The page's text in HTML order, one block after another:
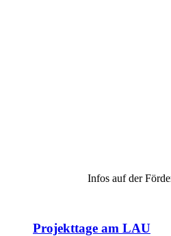
Infos auf der
Projekttage am LAU